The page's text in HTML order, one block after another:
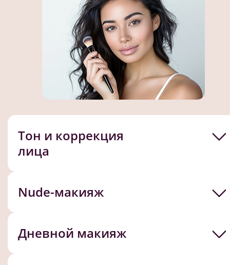
Тон и коррекция
лица
Nude-макияж
Дневной макияж